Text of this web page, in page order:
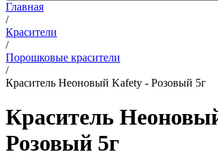
Главная
/
Красители
/
Порошковые красители
/
Краситель Неоновый Kafety - Розовый 5г
Краситель
Розовый 5г